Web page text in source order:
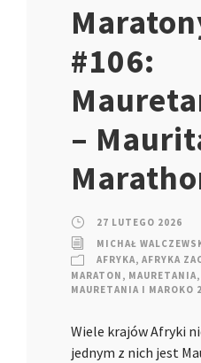
#106:
–
27 LUTEGO 2026
MICHAŁ
AFRYKA, AFRYKA
MARATON , MAURETANIA,
MAURETANIA I MAROKO
Wiele krajów Afryki
jednym z nich jest